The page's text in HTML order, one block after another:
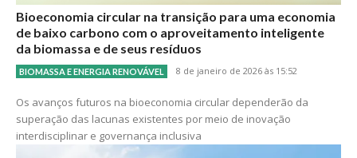
Bioeconomia circular na transição para uma economia
de baixo carbono com o aproveitamento inteligente
da biomassa e de seus resíduos
BIOMASSA E ENERGIA RENOVÁVEL 8 de janeiro de 2026 às 15:52
Os avanços futuros na bioeconomia circular dependerão da
superação das lacunas existentes por meio de inovação
interdisciplinar e governança inclusiva